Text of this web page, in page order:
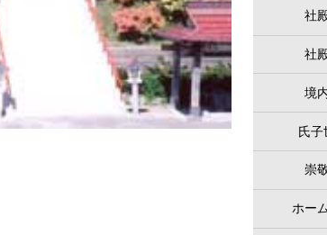
社
社
境
氏子
崇
ホー